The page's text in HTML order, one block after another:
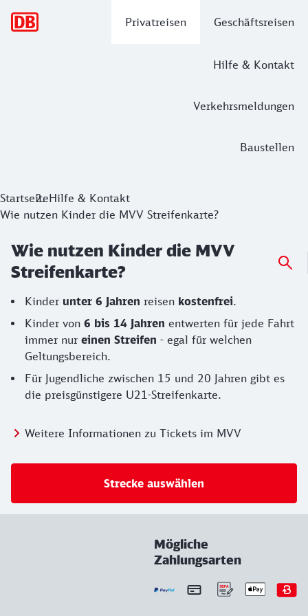
Privatreisen Geschäftsreisen
Hilfe & Kontakt
Verkehrsmeldungen
Baustellen
StartseiteHilfe & Kontakt
Wie nutzen Kinder die MVV Streifenkarte?
Wie nutzen Kinder die MVV
Streifenkarte?
Kinder unter 6 Jahren reisen kostenfrei.
Kinder von 6 bis 14 Jahren entwerten für jede Fahrt
immer nur einen Streifen - egal für welchen
Geltungsbereich.
Für Jugendliche zwischen 15 und 20 Jahren gibt es
die preisgünstigere U21-Streifenkarte.
Weitere Informationen zu Tickets im MVV
Strecke auswählen
Mögliche
Zahlungsarten